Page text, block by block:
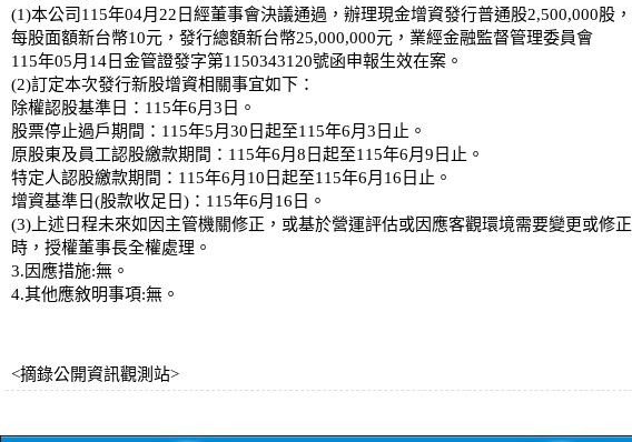
(1)本公司115年04月22日經董事會決議通過，辦理現金增資發行普通股2,500,000股，
每股面額新台幣10元，發行總額新台幣25,000,000元，業經金融監督管理委員會
115年05月14日金管證發字第1150343120號函申報生效在案。
(2)訂定本次發行新股增資相關事宜如下：
除權認股基準日：115年6月3日。
股票停止過戶期間：115年5月30日起至115年6月3日止。
原股東及員工認股繳款期間：115年6月8日起至115年6月9日止。
特定人認股繳款期間：115年6月10日起至115年6月16日止。
增資基準日(股款收足日)：115年6月16日。
(3)上述日程未來如因主管機關修正，或基於營運評估或因應客觀環境需要變更或修正
時，授權董事長全權處理。
3.因應措施:無。
4.其他應敘明事項:無。
<摘錄公開資訊觀測站>